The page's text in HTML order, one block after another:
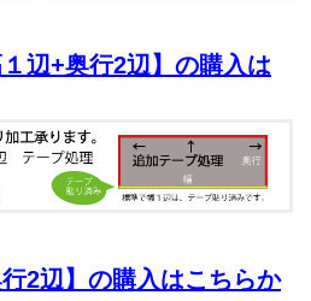
辺+奥行2辺】の購入は
2辺】の購入はこちらか